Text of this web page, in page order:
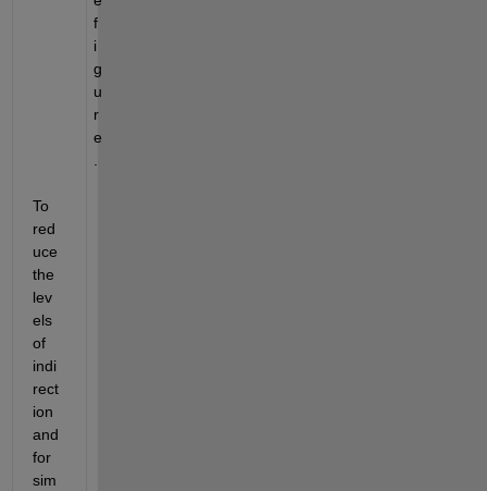
f
i
g
u
r
e
To
red
uce
the
lev
els
of
indi
rect
ion
and
for
sim